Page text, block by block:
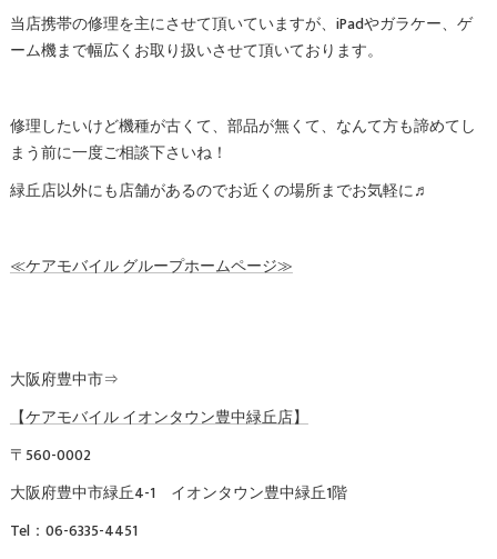
当店携帯の修理を主にさせて頂いていますが、iPadやガラケー、ゲ
ーム機まで幅広くお取り扱いさせて頂いております。
修理したいけど機種が古くて、部品が無くて、なんて方も諦めてし
まう前に一度ご相談下さいね！
緑丘店以外にも店舗があるのでお近くの場所までお気軽に♬
≪ケアモバイル グループホームページ≫
大阪府豊中市⇒
【ケアモバイル イオンタウン豊中緑丘店】
〒560-0002
大阪府豊中市緑丘4-1 イオンタウン豊中緑丘1階
Tel：06-6335-4451